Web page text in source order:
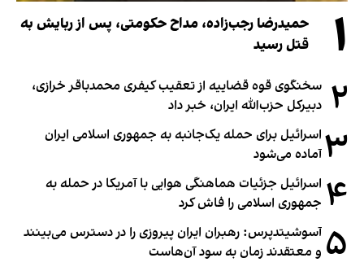
۱
حمیدرضا رجب‌زاده، مداح حکومتی، پس از ربایش به
قتل رسید
۲ سخنگوی قوه قضاییه از تعقیب کیفری محمدباقر خرازی،
دبیر‌کل حزب‌الله ایران، خبر داد
۳ اسرائیل برای حمله یک‌جانبه به جمهوری اسلامی ایران
آماده می‌شود
۴ اسرائیل جزئیات هماهنگی هوایی با آمریکا در حمله به
جمهوری اسلامی را فاش کرد
۵ آسوشیتدپرس: رهبران ایران پیروزی را در دسترس می‌بینند
و معتقدند زمان به سود آن‌هاست